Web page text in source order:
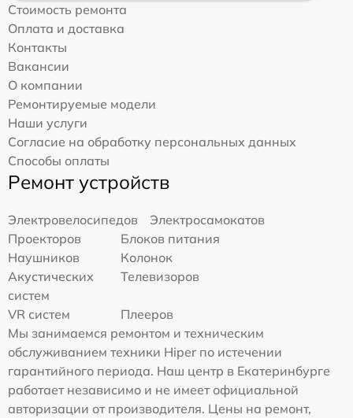
Стоимость ремонта
Оплата и доставка
Контакты
Вакансии
О компании
Ремонтируемые модели
Наши услуги
Согласие на обработку персональных данных
Способы оплаты
Ремонт устройств
Электровелосипедов
Электросамокатов
Проекторов
Блоков питания
Наушников
Колонок
Акустических
систем
Телевизоров
VR систем
Плееров
Мы занимаемся ремонтом и техническим
обслуживанием техники Hiper по истечении
гарантийного периода. Наш центр в Екатеринбурге
работает независимо и не имеет официальной
авторизации от производителя. Цены на ремонт,